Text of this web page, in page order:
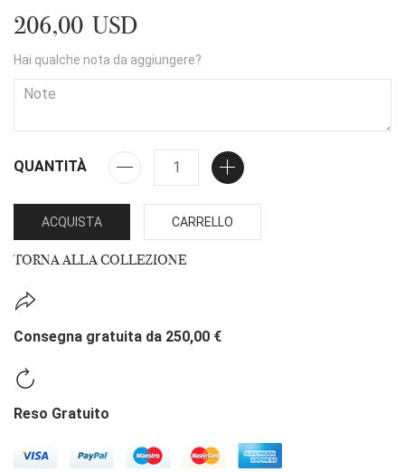
206,00 USD
Hai qualche nota da aggiungere?
QUANTITÀ
ACQUISTA CARRELLO
TORNA ALLA COLLEZIONE
Consegna gratuita da 250,00 €
Reso Gratuito